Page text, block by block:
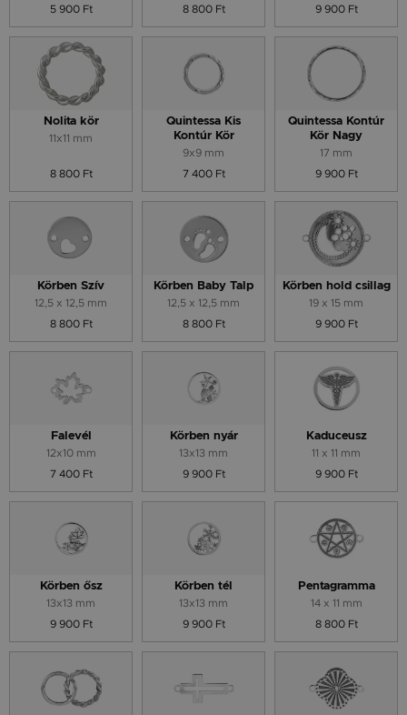
5 900 Ft
8 800 Ft
9 900 Ft
Nolita kör
11x11 mm
8 800 Ft
Quintessa Kis
Kontúr Kör
9x9 mm
7 400 Ft
Quintessa Kontúr
Kör Nagy
17 mm
9 900 Ft
Körben Szív
12,5 x 12,5 mm
8 800 Ft
Körben Baby Talp
12,5 x 12,5 mm
8 800 Ft
Körben hold csillag
19 x 15 mm
9 900 Ft
Falevél
12x10 mm
7 400 Ft
Körben nyár
13x13 mm
9 900 Ft
Kaduceusz
11 x 11 mm
9 900 Ft
Körben ősz
13x13 mm
9 900 Ft
Körben tél
13x13 mm
9 900 Ft
Pentagramma
14 x 11 mm
8 800 Ft